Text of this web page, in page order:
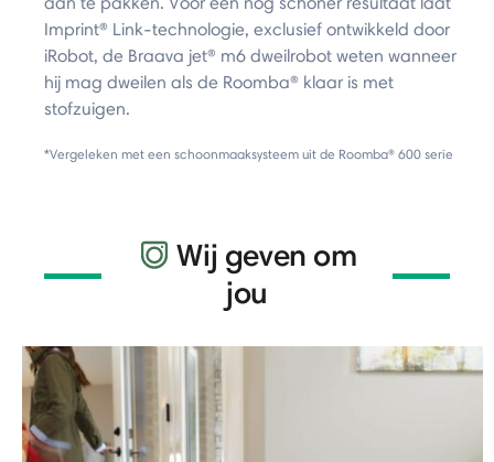
Imprint® Link-technologie, exclusief ontwikkeld door
iRobot, de Braava jet® m6 dweilrobot weten wanneer
hij mag dweilen als de Roomba® klaar is met
stofzuigen.
*Vergeleken met een schoonmaaksysteem uit de Roomba® 600 serie
Wij geven om
jou